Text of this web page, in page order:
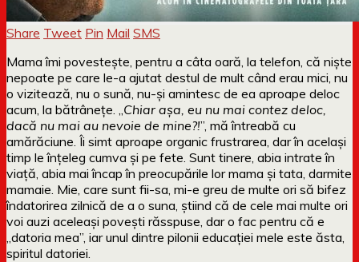
Share Tweet Pin Mail SMS
Mama îmi povestește, pentru a câta oară, la telefon, că niște
nepoate pe care le-a ajutat destul de mult când erau mici, nu
o vizitează, nu o sună, nu-și amintesc de ea aproape deloc
acum, la bătrânețe. „ Chiar așa, eu nu mai contez deloc,
dacă nu mai au nevoie de mine?!”, mă întreabă cu
amărăciune. Îi simt aproape organic frustrarea, dar în același
timp le înțeleg cumva și pe fete. Sunt tinere, abia intrate în
viață, abia mai încap în preocupările lor mama și tata, darmite
mamaie. Mie, care sunt fii-sa, mi-e greu de multe ori să bifez
îndatorirea zilnică de a o suna, știind că de cele mai multe ori
voi auzi aceleași povești răsspuse, dar o fac pentru că e
„datoria mea”, iar unul dintre pilonii educației mele este ăsta,
spiritul datoriei.